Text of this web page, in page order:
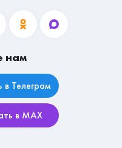
нам
в Телеграм
в MAX
материалы
информация